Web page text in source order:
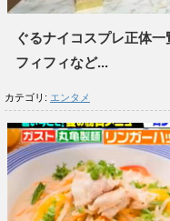
ぐるナイコスプレ正体一
フィフィなど...
カテゴリ: エンタメ